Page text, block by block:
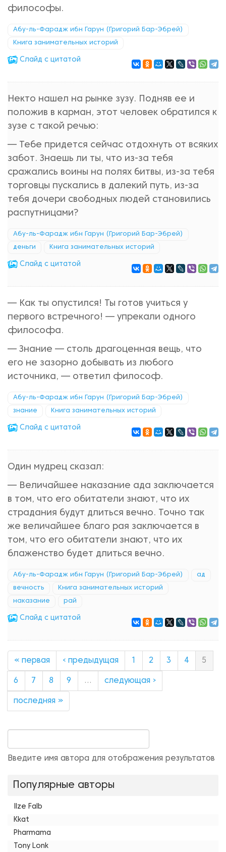
философы.
Абу-ль-Фарадж ибн Гарун (Григорий Бар-Эбрей)
Книга занимательных историй
Cлайд с цитатой
Некто нашел на рынке зузу. Подняв ее и
положив в карман, этот человек обратился к
зузе с такой речью:
— Тебе придется сейчас отдохнуть от всяких
забот. Знаешь ли ты, что из-за тебя
сражались воины на полях битвы, из-за тебя
торговцы пускались в далекий путь, из-за
тебя дочери свободных людей становились
распутницами?
Абу-ль-Фарадж ибн Гарун (Григорий Бар-Эбрей)
деньги Книга занимательных историй
Cлайд с цитатой
— Как ты опустился! Ты готов учиться у
первого встречного! — упрекали одного
философа.
— Знание — столь драгоценная вещь, что
его не зазорно добывать из любого
источника, — ответил философ.
Абу-ль-Фарадж ибн Гарун (Григорий Бар-Эбрей)
знание Книга занимательных историй
Cлайд с цитатой
Один мудрец сказал:
— Величайшее наказание ада заключается
в том, что его обитатели знают, что их
страдания будут длиться вечно. Точно так
же величайшее благо рая заключается в
том, что его обитатели знают, что их
блаженство будет длиться вечно.
Абу-ль-Фарадж ибн Гарун (Григорий Бар-Эбрей) ад
вечность Книга занимательных историй
наказание рай
Cлайд с цитатой
« первая ‹ предыдущая 2 3 4 5
6 7 8 9 … следующая ›
последняя »
Введите имя автора для отображения результатов
Популярные авторы
Ilze Falb
Kkat
Pharmama
Tony Lonk